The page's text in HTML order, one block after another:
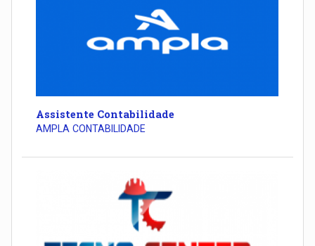
Assistente Contabilidade
AMPLA CONTABILIDADE